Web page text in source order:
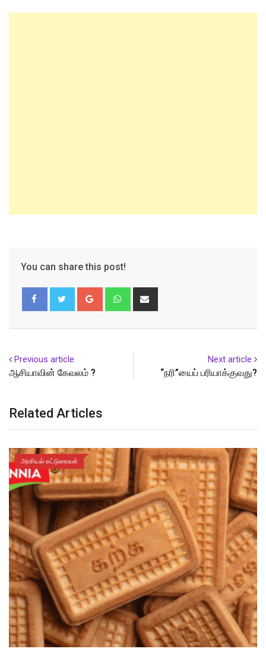
You can share this post!
Google+ Whatsapp
Previous article
ஆசியாவின் கேவலம் ?
Next article
“நரி”யைப் பரியாக்குவது?
Related Articles
அரசியல் கட்டுரைகள்